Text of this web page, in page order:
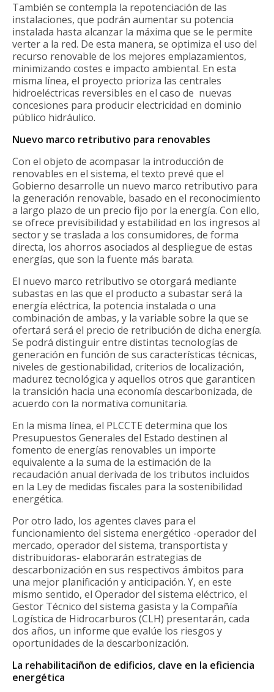
También se contempla la repotenciación de las
instalaciones, que podrán aumentar su potencia
instalada hasta alcanzar la máxima que se le permite
verter a la red. De esta manera, se optimiza el uso del
recurso renovable de los mejores emplazamientos,
minimizando costes e impacto ambiental. En esta
misma línea, el proyecto prioriza las centrales
hidroeléctricas reversibles en el caso de nuevas
concesiones para producir electricidad en dominio
público hidráulico.
Nuevo marco retributivo para renovables
Con el objeto de acompasar la introducción de
renovables en el sistema, el texto prevé que el
Gobierno desarrolle un nuevo marco retributivo para
la generación renovable, basado en el reconocimiento
a largo plazo de un precio fijo por la energía. Con ello,
se ofrece previsibilidad y estabilidad en los ingresos al
sector y se traslada a los consumidores, de forma
directa, los ahorros asociados al despliegue de estas
energías, que son la fuente más barata.
El nuevo marco retributivo se otorgará mediante
subastas en las que el producto a subastar será la
energía eléctrica, la potencia instalada o una
combinación de ambas, y la variable sobre la que se
ofertará será el precio de retribución de dicha energía.
Se podrá distinguir entre distintas tecnologías de
generación en función de sus características técnicas,
niveles de gestionabilidad, criterios de localización,
madurez tecnológica y aquellos otros que garanticen
la transición hacia una economía descarbonizada, de
acuerdo con la normativa comunitaria.
En la misma línea, el PLCCTE determina que los
Presupuestos Generales del Estado destinen al
fomento de energías renovables un importe
equivalente a la suma de la estimación de la
recaudación anual derivada de los tributos incluidos
en la Ley de medidas fiscales para la sostenibilidad
energética.
Por otro lado, los agentes claves para el
funcionamiento del sistema energético -operador del
mercado, operador del sistema, transportista y
distribuidoras- elaborarán estrategias de
descarbonización en sus respectivos ámbitos para
una mejor planificación y anticipación. Y, en este
mismo sentido, el Operador del sistema eléctrico, el
Gestor Técnico del sistema gasista y la Compañía
Logística de Hidrocarburos (CLH) presentarán, cada
dos años, un informe que evalúe los riesgos y
oportunidades de la descarbonización.
La rehabilitaciñon de edificios, clave en la eficiencia
energética